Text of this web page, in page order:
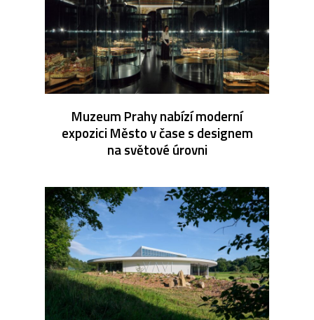
Muzeum Prahy nabízí moderní
expozici Město v čase s designem
na světové úrovni